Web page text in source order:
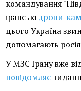
командування
іранські дрони-
цього Україна
допомагають
У МЗС Ірану вже
повідомляє